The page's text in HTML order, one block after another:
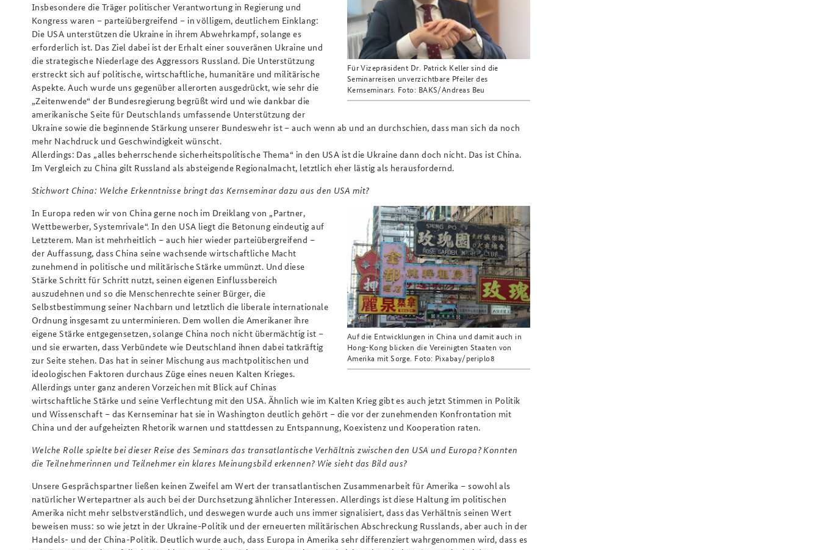
Für Vizepräsident Dr. Patrick Keller sind die
Seminarreisen unverzichtbare Pfeiler des
Kernseminars. Foto: BAKS/Andreas Beu
Insbesondere die Träger politischer Verantwortung in Regierung und
Kongress waren – parteiübergreifend – in völligem, deutlichem Einklang:
Die USA unterstützen die Ukraine in ihrem Abwehrkampf, solange es
erforderlich ist. Das Ziel dabei ist der Erhalt einer souveränen Ukraine und
die strategische Niederlage des Aggressors Russland. Die Unterstützung
erstreckt sich auf politische, wirtschaftliche, humanitäre und militärische
Aspekte. Auch wurde uns gegenüber allerorten ausgedrückt, wie sehr die
„Zeitenwende“ der Bundesregierung begrüßt wird und wie dankbar die
amerikanische Seite für Deutschlands umfassende Unterstützung der
Ukraine sowie die beginnende Stärkung unserer Bundeswehr ist – auch wenn ab und an durchschien, dass man sich da noch
mehr Nachdruck und Geschwindigkeit wünscht.
Allerdings: Das „alles beherrschende sicherheitspolitische Thema“ in den USA ist die Ukraine dann doch nicht. Das ist China.
Im Vergleich zu China gilt Russland als absteigende Regionalmacht, letztlich eher lästig als herausfordernd.
Stichwort China: Welche Erkenntnisse bringt das Kernseminar dazu aus den USA mit?
Auf die Entwicklungen in China und damit auch in
Hong-Kong blicken die Vereinigten Staaten von
Amerika mit Sorge. Foto: Pixabay/periplo8
In Europa reden wir von China gerne noch im Dreiklang von „Partner,
Wettbewerber, Systemrivale“. In den USA liegt die Betonung eindeutig auf
Letzterem. Man ist mehrheitlich – auch hier wieder parteiübergreifend –
der Auffassung, dass China seine wachsende wirtschaftliche Macht
zunehmend in politische und militärische Stärke ummünzt. Und diese
Stärke Schritt für Schritt nutzt, seinen eigenen Einflussbereich
auszudehnen und so die Menschenrechte seiner Bürger, die
Selbstbestimmung seiner Nachbarn und letztlich die liberale internationale
Ordnung insgesamt zu unterminieren. Dem wollen die Amerikaner ihre
eigene Stärke entgegensetzen, solange China noch nicht übermächtig ist –
und sie erwarten, dass Verbündete wie Deutschland ihnen dabei tatkräftig
zur Seite stehen. Das hat in seiner Mischung aus machtpolitischen und
ideologischen Faktoren durchaus Züge eines neuen Kalten Krieges.
Allerdings unter ganz anderen Vorzeichen mit Blick auf Chinas
wirtschaftliche Stärke und seine Verflechtung mit den USA. Ähnlich wie im Kalten Krieg gibt es auch jetzt Stimmen in Politik
und Wissenschaft – das Kernseminar hat sie in Washington deutlich gehört – die vor der zunehmenden Konfrontation mit
China und der aufgeheizten Rhetorik warnen und stattdessen zu Entspannung, Koexistenz und Kooperation raten.
Welche Rolle spielte bei dieser Reise des Seminars das transatlantische Verhältnis zwischen den USA und Europa? Konnten
die Teilnehmerinnen und Teilnehmer ein klares Meinungsbild erkennen? Wie sieht das Bild aus?
Unsere Gesprächspartner ließen keinen Zweifel am Wert der transatlantischen Zusammenarbeit für Amerika – sowohl als
natürlicher Wertepartner als auch bei der Durchsetzung ähnlicher Interessen. Allerdings ist diese Haltung im politischen
Amerika nicht mehr selbstverständlich, und deswegen wurde auch uns immer signalisiert, dass das Verhältnis seinen Wert
beweisen muss: so wie jetzt in der Ukraine-Politik und der erneuerten militärischen Abschreckung Russlands, aber auch in der
Handels- und der China-Politik. Deutlich wurde auch, dass Europa in Amerika sehr differenziert wahrgenommen wird, dass es